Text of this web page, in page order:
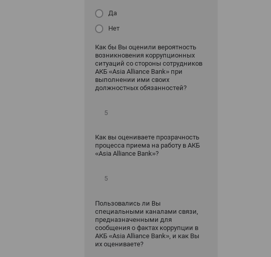
Да
Нет
Как бы Вы оценили вероятность
возникновения коррупционных
ситуаций со стороны сотрудников
АКБ «Asia Alliance Bank» при
выполнении ими своих
должностных обязанностей?
Как вы оцениваете прозрачность
процесса приема на работу в АКБ
«Asia Alliance Bank»?
Пользовались ли Вы
специальными каналами связи,
предназначенными для
сообщения о фактах коррупции в
АКБ «Asia Alliance Bank», и как Вы
их оцениваете?